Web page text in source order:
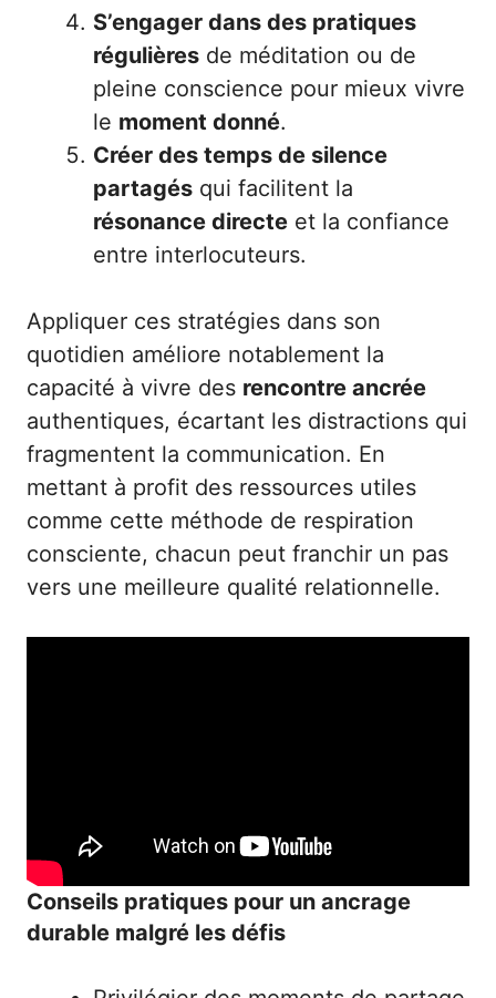
S’engager dans des pratiques
régulières de méditation ou de
pleine conscience pour mieux vivre
le moment donné.
Créer des temps de silence
partagés qui facilitent la
résonance directe et la confiance
entre interlocuteurs.
Appliquer ces stratégies dans son
quotidien améliore notablement la
capacité à vivre des rencontre ancrée
authentiques, écartant les distractions qui
fragmentent la communication. En
mettant à profit des ressources utiles
comme cette méthode de respiration
consciente, chacun peut franchir un pas
vers une meilleure qualité relationnelle.
Conseils pratiques pour un ancrage
durable malgré les défis